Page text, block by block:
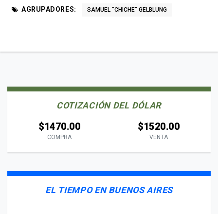
AGRUPADORES: SAMUEL "CHICHE" GELBLUNG
COTIZACIÓN DEL DÓLAR
$1470.00
COMPRA
$1520.00
VENTA
EL TIEMPO EN BUENOS AIRES